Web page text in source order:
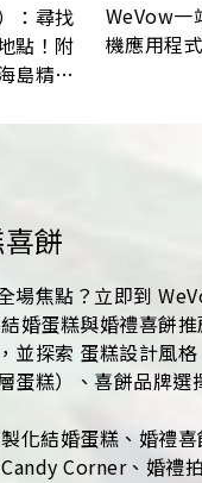
：尋找
點！附
島精選
WeVow一
機應用程
餅
場焦點？立即到
婚蛋糕與婚禮喜餅
並探索 蛋糕設計風格
蛋糕）、喜餅品牌選
化結婚蛋糕、婚禮
Corner、婚禮